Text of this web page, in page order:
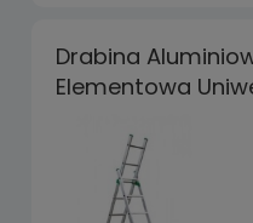
Drabina
Elementowa